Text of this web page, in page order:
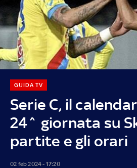
Serie C, il
24^ giornata su
partite e gli orari
GUIDA TV
02 feb 2024 - 17:20